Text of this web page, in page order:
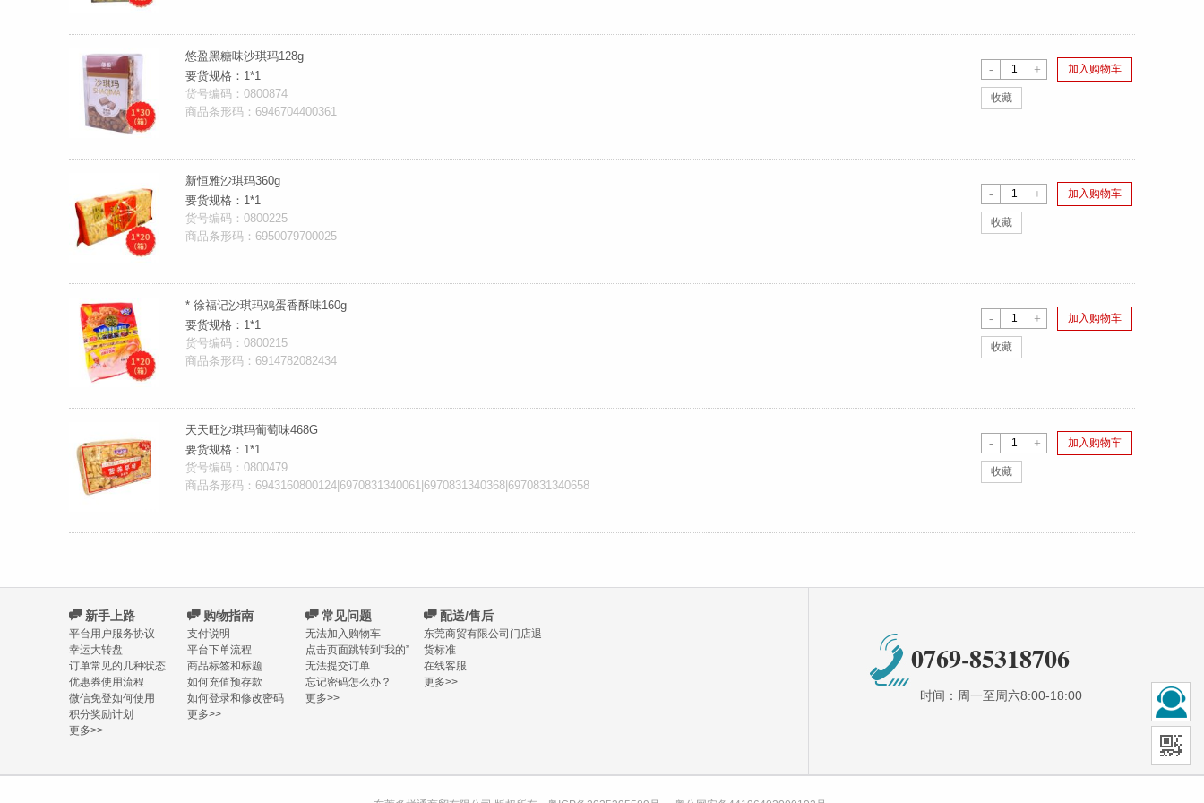
- + 加入购物车
收藏
悠盈黑糖味沙琪玛128g
要货规格：1*1
货号编码：0800874
商品条形码：6946704400361
- + 加入购物车
收藏
新恒雅沙琪玛360g
要货规格：1*1
货号编码：0800225
商品条形码：6950079700025
- + 加入购物车
收藏
* 徐福记沙琪玛鸡蛋香酥味160g
要货规格：1*1
货号编码：0800215
商品条形码：6914782082434
- + 加入购物车
收藏
天天旺沙琪玛葡萄味468G
要货规格：1*1
货号编码：0800479
商品条形码：6943160800124|6970831340061|6970831340368|6970831340658
C新手上路
平台用户服务协议
幸运大转盘
订单常见的几种状态
优惠券使用流程
微信免登如何使用
积分奖励计划
更多>>
C购物指南
支付说明
平台下单流程
商品标签和标题
如何充值预存款
如何登录和修改密码
更多>>
C常见问题
无法加入购物车
点击页面跳转到“我的”
无法提交订单
忘记密码怎么办？
更多>>
C配送/售后
东莞商贸有限公司门店退
货标准
在线客服
更多>>
0769-85318706
时间：周一至周六8:00-18:00